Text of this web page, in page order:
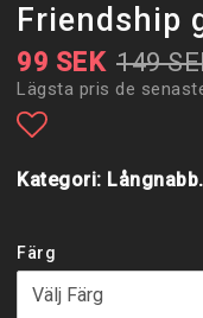
Friendship
149
99 SEK
Lägsta pris de
Lägg till i
Kategori: Långnabb.
Färg